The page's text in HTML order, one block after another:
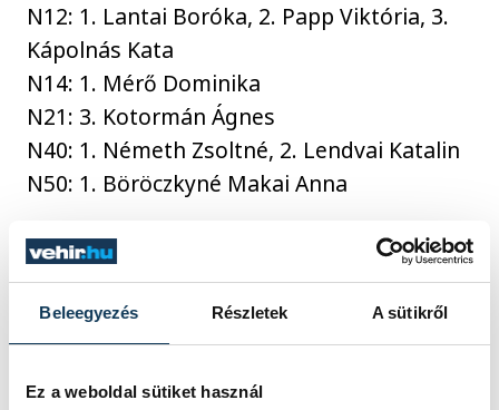
Beleegyezés Részletek A sütikről
Ez a weboldal sütiket használ
N12: 1. Lantai Boróka, 2. Papp Viktória, 3.
Kápolnás Kata
N14: 1. Mérő Dominika
N21: 3. Kotormán Ágnes
N40: 1. Németh Zsoltné, 2. Lendvai Katalin
N50: 1. Böröczkyné Makai Anna
Fiúk:
F10: 1. Bálint Ádám, 3. Bálint Gergő
F12: 2. Miskey Bendegúz
F16: 2. Eszlári Dávid